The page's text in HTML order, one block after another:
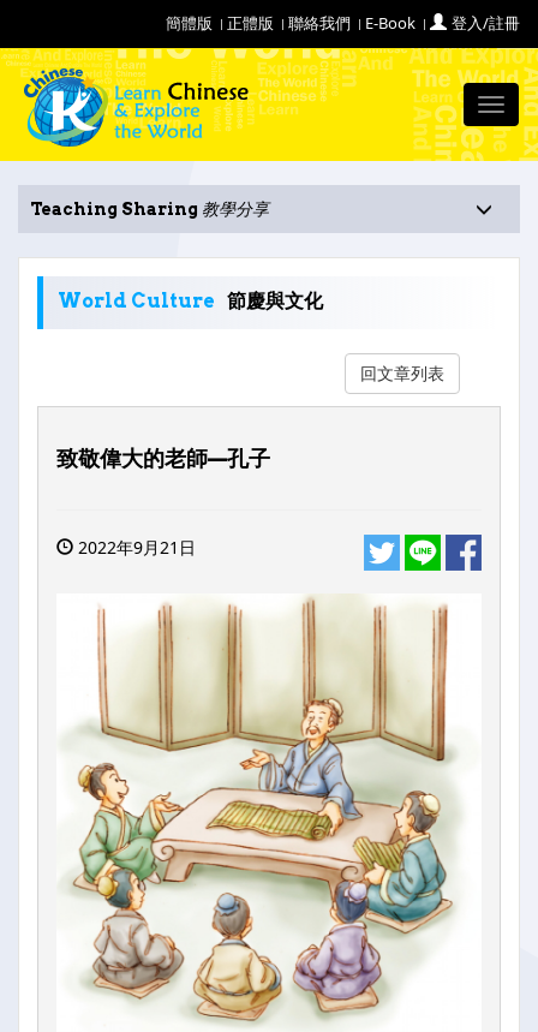
簡體版 正體版 聯絡我們 E-Book 登入/註冊
Teaching Sharing 教學分享
World Culture 節慶與文化
回文章列表
致敬偉大的老師—孔子
2022年9月21日